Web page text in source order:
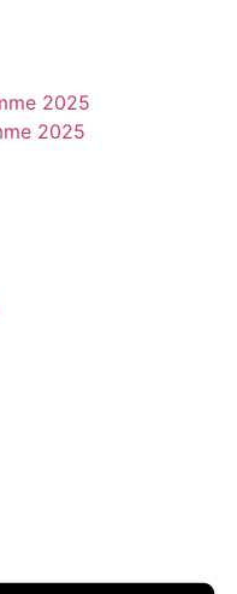
2025
2025